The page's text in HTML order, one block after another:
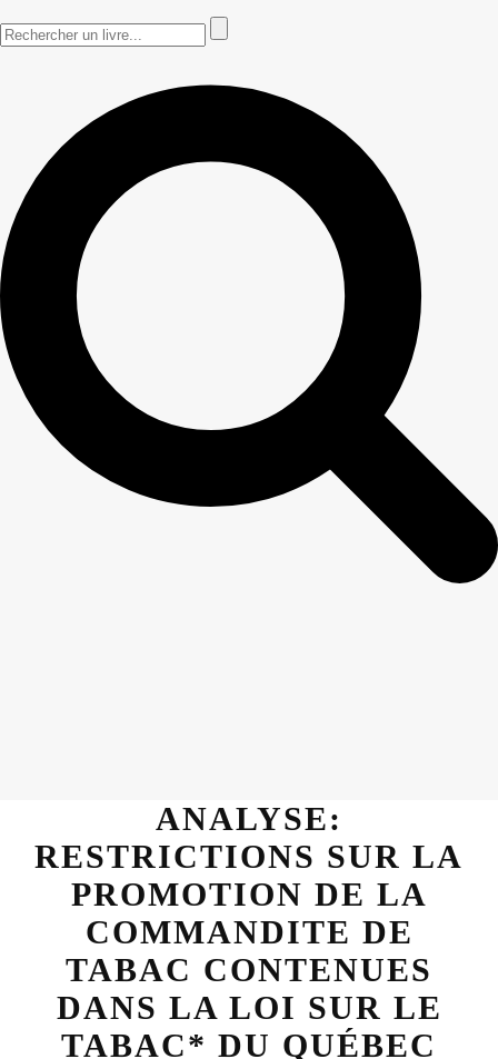
ANALYSE:
RESTRICTIONS SUR LA
PROMOTION DE LA
COMMANDITE DE
TABAC CONTENUES
DANS LA LOI SUR LE
TABAC* DU QUÉBEC